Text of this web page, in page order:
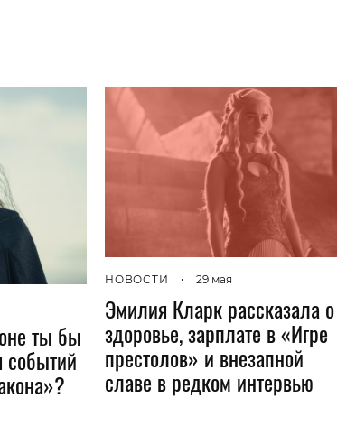
ты бы
событий
НОВОСТИ • 29 мая
Эмилия Кларк рассказала о
здоровье, зарплате в «Игре
престолов» и внезапной
славе в редком интервью